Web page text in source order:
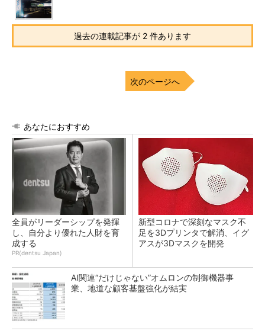
過去の連載記事が 2 件あります
次のページへ
あなたにおすすめ
全員がリーダーシップを発揮
し、自分より優れた人財を育
成する
PR(dentsu Japan)
新型コロナで深刻なマスク不
足を3Dプリンタで解消、イグ
アスが3Dマスクを開発
AI関連“だけじゃない”オムロンの制御機器事
業、地道な顧客基盤強化が結実